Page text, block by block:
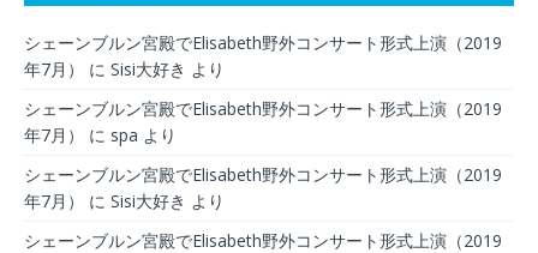
シェーンブルン宮殿でElisabeth野外コンサート形式上演（2019
年7月）
に Sisi大好き より
シェーンブルン宮殿でElisabeth野外コンサート形式上演（2019
年7月）
に spa より
シェーンブルン宮殿でElisabeth野外コンサート形式上演（2019
年7月）
に Sisi大好き より
シェーンブルン宮殿でElisabeth野外コンサート形式上演（2019